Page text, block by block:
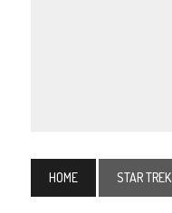
HOME STAR TREK